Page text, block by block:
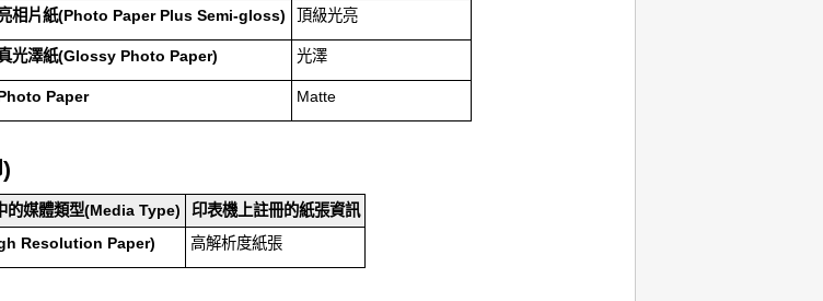
相片紙(Photo Paper Plus Semi-gloss) 頂級光亮
光澤紙(Glossy Photo Paper) 光澤
Paper Matte
的媒體類型(Media Type) 印表機上註冊的紙張資訊
Resolution Paper) 高解析度紙張